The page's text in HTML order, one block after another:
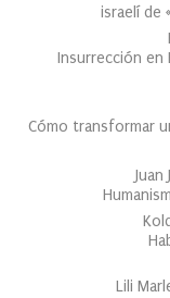
israelí de
Insurrección en
Cómo transformar
Juan
Lili